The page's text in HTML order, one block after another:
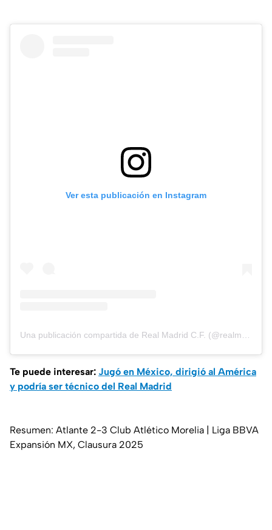
Ver esta publicación en Instagram
Te puede interesar: Jugó en México, dirigió al América
y podría ser técnico del Real Madrid
Resumen: Atlante 2-3 Club Atlético Morelia | Liga BBVA
Expansión MX, Clausura 2025